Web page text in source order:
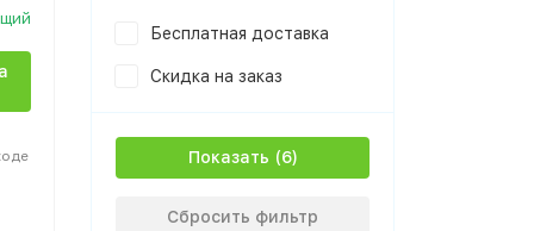
Бесплатная доставка
Скидка на заказ
Показать
Сбросить фильтр